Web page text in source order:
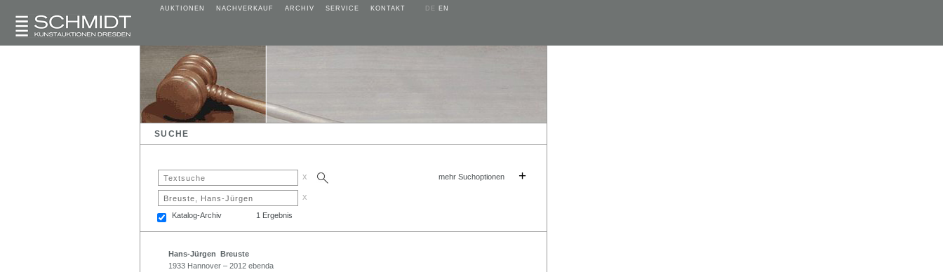
AUKTIONEN NACHVERKAUF ARCHIV SERVICE KONTAKT DE EN
SUCHE
x mehr Suchoptionen +
x
Katalog-Archiv 1 Ergebnis
Hans-Jürgen Breuste
1933 Hannover – 2012 ebenda